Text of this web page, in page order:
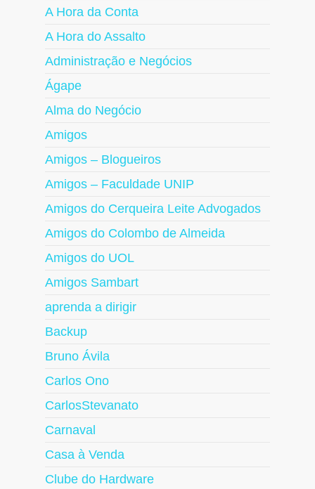
A Hora da Conta
A Hora do Assalto
Administração e Negócios
Ágape
Alma do Negócio
Amigos
Amigos – Blogueiros
Amigos – Faculdade UNIP
Amigos do Cerqueira Leite Advogados
Amigos do Colombo de Almeida
Amigos do UOL
Amigos Sambart
aprenda a dirigir
Backup
Bruno Ávila
Carlos Ono
CarlosStevanato
Carnaval
Casa à Venda
Clube do Hardware